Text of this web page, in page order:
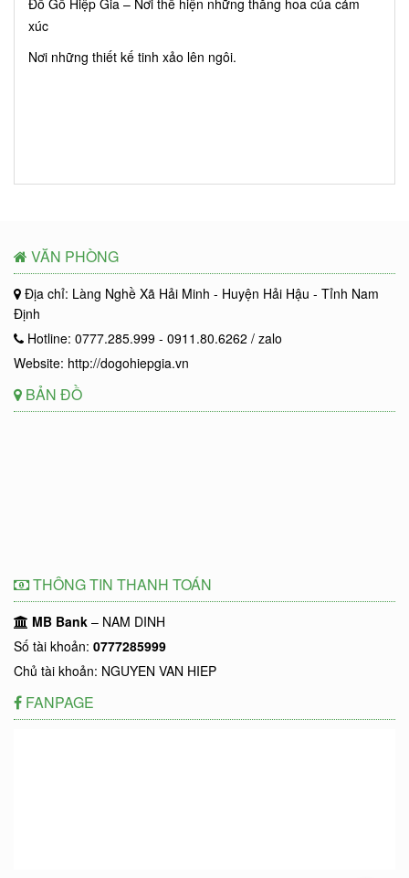
Đồ Gỗ Hiệp Gia – Nơi thể hiện những thăng hoa của cảm
xúc
Nơi những thiết kế tinh xảo lên ngôi.
VĂN PHÒNG
Địa chỉ: Làng Nghề Xã Hải Minh - Huyện Hải Hậu - Tỉnh Nam
Định
Hotline: 0777.285.999 - 0911.80.6262 / zalo
Website: http://dogohiepgia.vn
BẢN ĐỒ
THÔNG TIN THANH TOÁN
MB Bank – NAM DINH
Số tài khoản: 0777285999
Chủ tài khoản: NGUYEN VAN HIEP
FANPAGE